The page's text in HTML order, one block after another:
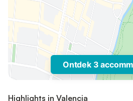
Ontdek 3
Highlights in Valencia